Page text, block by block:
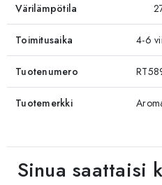
Värilämpötila
Toimitusaika 4-6
Tuotenumero
Tuotemerkki
Sinua saattaisi